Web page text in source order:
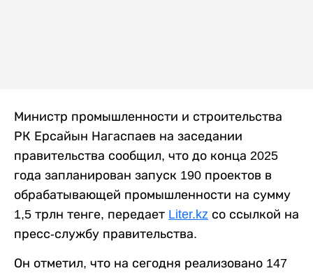
Министр промышленности и строительства
РК Ерсайын Нагаспаев на заседании
правительства сообщил, что до конца 2025
года запланирован запуск 190 проектов в
обрабатывающей промышленности на сумму
1,5 трлн тенге, передает Liter.kz со ссылкой на
пресс-службу правительства.
Он отметил, что на сегодня реализовано 147